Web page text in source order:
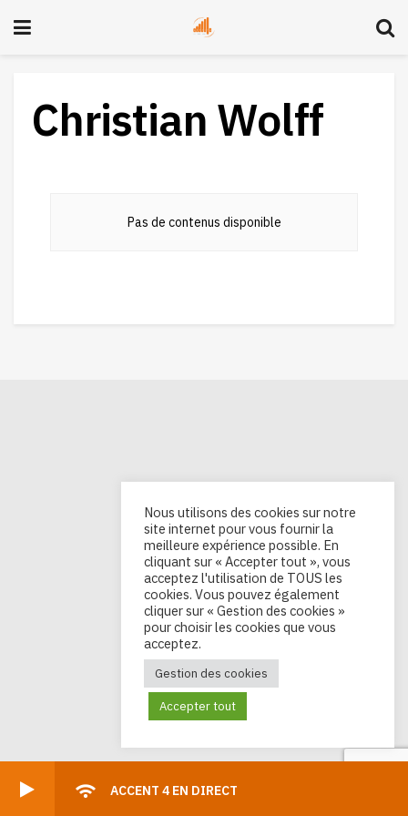
Christian Wolff
Pas de contenus disponible
ACCENT 4 EN DIRECT
Nous utilisons des cookies sur notre
site internet pour vous fournir la
meilleure expérience possible. En
cliquant sur « Accepter tout », vous
acceptez l'utilisation de TOUS les
cookies. Vous pouvez également
cliquer sur « Gestion des cookies »
pour choisir les cookies que vous
acceptez.
Gestion des cookies
Accepter tout